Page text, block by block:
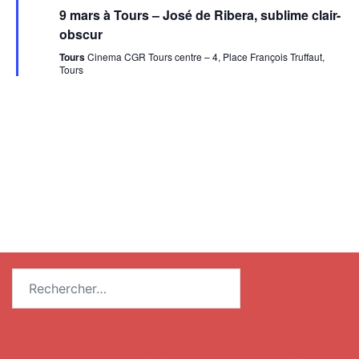
avant
9 mars à Tours – José de Ribera, sublime clair-
obscur
ToursCinema CGR Tours centre – 4, Place François Truffaut,
Tours